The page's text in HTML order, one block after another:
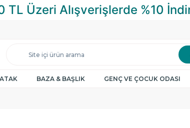
BAZA & BAŞLIK GENÇ VE ÇOCUK ODASI